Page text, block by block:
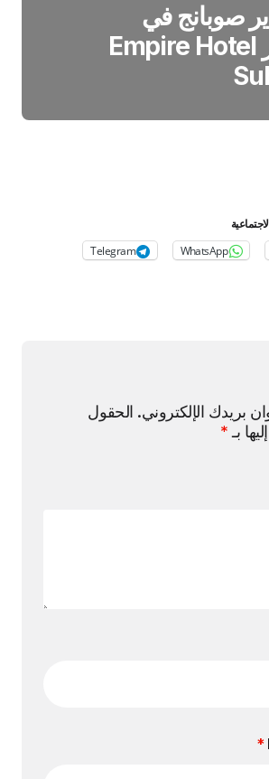
صوبانج في
كوالالمبور Empire Hotel
WhatsApp
Telegram
بريدك الإلكتروني. الحقول
بـ *
*